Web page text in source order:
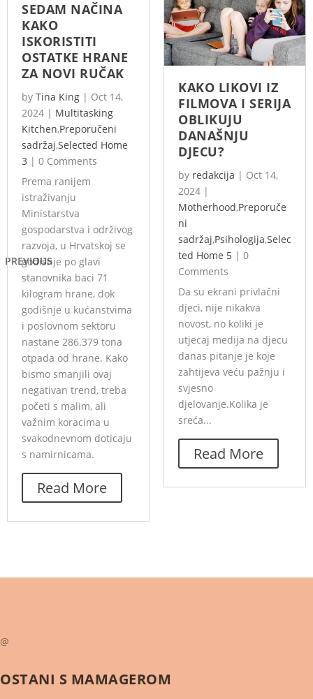
PREVIOUS
SEDAM NAČINA
KAKO
ISKORISTITI
OSTATKE HRANE
ZA NOVI RUČAK
by Tina King | Oct 14,
2024 | Multitasking
Kitchen,Preporučeni
sadržaj,Selected Home
3 | 0 Comments
Prema ranijem
istraživanju
Ministarstva
gospodarstva i održivog
razvoja, u Hrvatskoj se
godišnje po glavi
stanovnika baci 71
kilogram hrane, dok
godišnje u kućanstvima
i poslovnom sektoru
nastane 286.379 tona
otpada od hrane. Kako
bismo smanjili ovaj
negativan trend, treba
početi s malim, ali
važnim koracima u
svakodnevnom doticaju
s namirnicama.
Read More
KAKO LIKOVI IZ
FILMOVA I SERIJA
OBLIKUJU
DANAŠNJU
DJECU?
by redakcija | Oct 14,
2024 |
Motherhood,Preporuče
ni
sadržaj,Psihologija,Selec
ted Home 5 | 0
Comments
Da su ekrani privlačni
djeci, nije nikakva
novost, no koliki je
utjecaj medija na djecu
danas pitanje je koje
zahtijeva veću pažnju i
svjesno
djelovanje.Kolika je
sreća...
Read More
@
OSTANI S MAMAGEROM